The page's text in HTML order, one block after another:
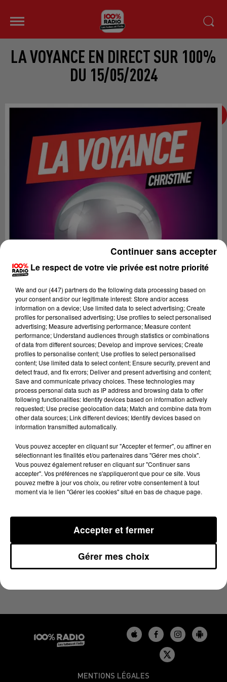
LA VOYANCE EN DIRECT SUR 100%
DU 15/05/2024
Lecture (4 min 55 sec)
La voyance en direct sur 100%
15 mai 2024 - 4 min 55 sec
LA VOYANCE EN DIRECT SUR 100% DU
15/05/2024
MENTIONS LÉGALES
Le respect de votre vie privée est notre priorité
We and our (447) partnersdo the following data processing based on
your consent and/or our legitimate interest: Store and/or access
information on a device; Use limited data to select advertising; Create
profiles for personalised advertising; Use profiles to select personalised
advertising; Measure advertising performance; Measure content
performance; Understand audiences through statistics or combinations
of data from different sources; Develop and improve services; Create
profiles to personalise content; Use profiles to select personalised
content; Use limited data to select content; Ensure security, prevent and
detect fraud, and fix errors; Deliver and present advertising and content;
Save and communicate privacy choices. These technologies may
process personal data such as IP address and browsing data to offer
following functionalities: Identify devices based on information actively
requested; Use precise geolocation data; Match and combine data from
other data sources; Link different devices; Identify devices based on
information transmitted automatically.
Vous pouvez accepter en cliquant sur "Accepter et fermer", ou affiner en
sélectionnant les finalités et/ou partenaires dans "Gérer mes choix".
Vous pouvez également refuser en cliquant sur "Continuer sans
accepter". Vos préférences ne s'appliqueront que pour ce site. Vous
pouvez mettre à jour vos choix, ou retirer votre consentement à tout
moment via le lien "Gérer les cookies" situé en bas de chaque page.
Gérer mes choix
Accepter et fermer
Continuer sans accepter